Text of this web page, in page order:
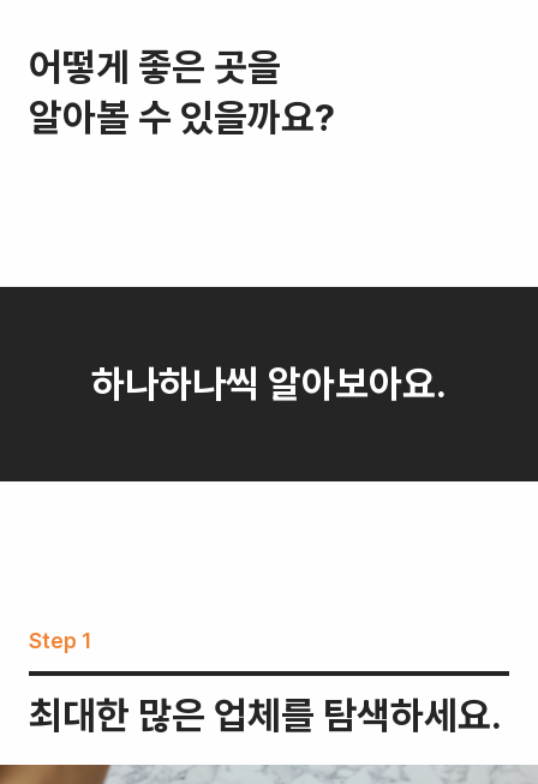
어떻게 좋은 곳을
알아볼 수 있을까요?
하나하나씩 알아보아요.
Step 1
최대한 많은 업체를 탐색하세요.